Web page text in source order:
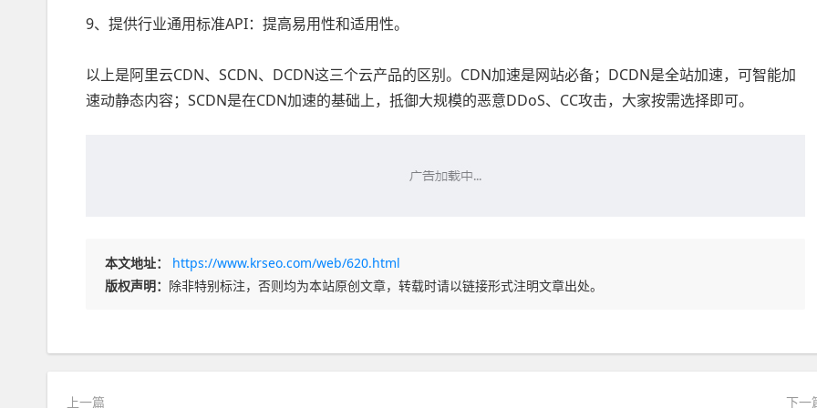
9、提供行业通用标准API：提高易用性和适用性。
以上是阿里云CDN、SCDN、DCDN这三个云产品的区别。CDN加速是网站必备；DCDN是全站加速，可智能加
速动静态内容；SCDN是在CDN加速的基础上，抵御大规模的恶意DDoS、CC攻击，大家按需选择即可。
本文地址：
https://www.krseo.com/web/620.html
版权声明： 除非特别标注，否则均为本站原创文章，转载时请以链接形式注明文章出处。
上一篇 下一